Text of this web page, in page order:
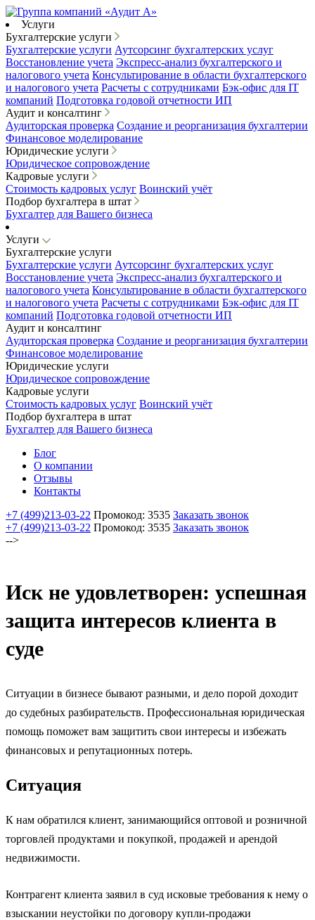
Услуги
Бухгалтерские услуги
Бухгалтерские услуги Аутсорсинг бухгалтерских услуг
Восстановление учета Экспресс-анализ бухгалтерского и
налогового учета Консультирование в области бухгалтерского
и налогового учета Расчеты с сотрудниками Бэк-офис для IT
компаний Подготовка годовой отчетности ИП
Аудит и консалтинг
Аудиторская проверка Создание и реорганизация бухгалтерии
Финансовое моделирование
Юридические услуги
Юридическое сопровождение
Кадровые услуги
Стоимость кадровых услуг Воинский учёт
Подбор бухгалтера в штат
Бухгалтер для Вашего бизнеса
Услуги
Бухгалтерские услуги
Бухгалтерские услуги Аутсорсинг бухгалтерских услуг
Восстановление учета Экспресс-анализ бухгалтерского и
налогового учета Консультирование в области бухгалтерского
и налогового учета Расчеты с сотрудниками Бэк-офис для IT
компаний Подготовка годовой отчетности ИП
Аудит и консалтинг
Аудиторская проверка Создание и реорганизация бухгалтерии
Финансовое моделирование
Юридические услуги
Юридическое сопровождение
Кадровые услуги
Стоимость кадровых услуг Воинский учёт
Подбор бухгалтера в штат
Бухгалтер для Вашего бизнеса
Блог
О компании
Отзывы
Контакты
+7 (499)213-03-22 Промокод: 3535 Заказать звонок
+7 (499)213-03-22 Промокод: 3535 Заказать звонок
-->
Иск не удовлетворен: успешная
защита интересов клиента в
суде
Ситуации в бизнесе бывают разными, и дело порой доходит
до судебных разбирательств. Профессиональная юридическая
помощь поможет вам защитить свои интересы и избежать
финансовых и репутационных потерь.
Ситуация
К нам обратился клиент, занимающийся оптовой и розничной
торговлей продуктами и покупкой, продажей и арендой
недвижимости.
Контрагент клиента заявил в суд исковые требования к нему о
взыскании неустойки по договору купли-продажи